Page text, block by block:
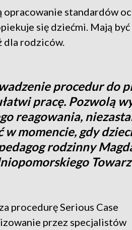
opracowanie standardów
się dziećmi. Mają
dla rodziców.
procedur do
pracę. Pozwolą
reagowania,
w momencie, gdy
rodzinny
procedurę Serious Case
przez specjalistów